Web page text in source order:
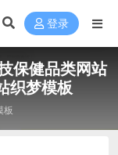
登录
保健品类网站
织梦模板
板